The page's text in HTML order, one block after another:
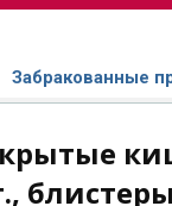
Забракованные